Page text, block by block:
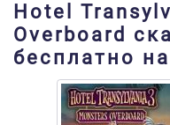
Hotel
Overboard
бесплатно